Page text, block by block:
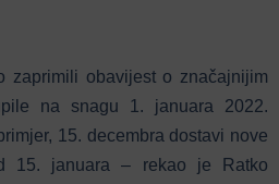
zaprimili obavijest o značajnijim
na snagu 1. januara 2022.
15. decembra dostavi nove
15. januara – rekao je Ratko